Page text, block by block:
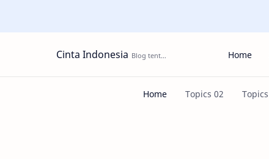
Cinta Indonesia Home